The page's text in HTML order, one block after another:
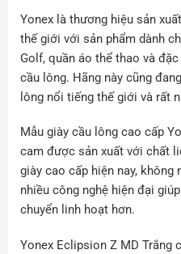
Yonex là thương hiệu sản
thế giới với sản phẩm dành
Golf, quần áo thể thao và
cầu lông. Hãng này cũng
lông nổi tiếng thế giới và rất
Mẫu giày cầu lông cao cấp
cam được sản xuất với chất
giày cao cấp hiện nay, không
nhiều công nghệ hiện đại
chuyển linh hoạt hơn.
Yonex Eclipsion Z MD Trắng